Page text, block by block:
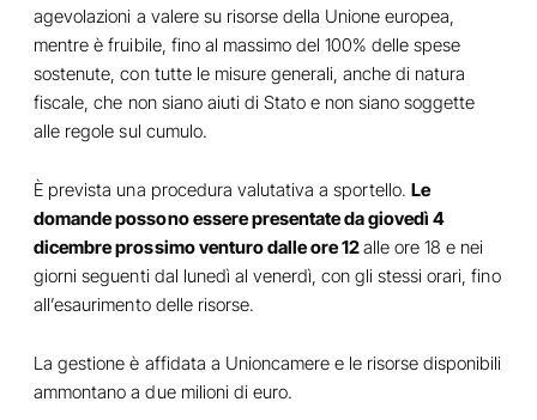
agevolazioni a valere su risorse della Unione europea,
mentre è fruibile, fino al massimo del 100% delle spese
sostenute, con tutte le misure generali, anche di natura
fiscale, che non siano aiuti di Stato e non siano soggette
alle regole sul cumulo.
È prevista una procedura valutativa a sportello.Le
domande possono essere presentate da giovedì 4
dicembre prossimo venturo dalle ore 12alle ore 18 e nei
giorni seguenti dal lunedì al venerdì, con gli stessi orari, fino
all’esaurimento delle risorse.
La gestione è affidata a Unioncamere e le risorse disponibili
ammontano a due milioni di euro.